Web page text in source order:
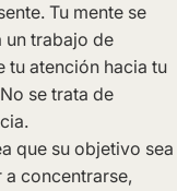
Tu mente se
un trabajo de
tu atención hacia tu
se trata de
que su objetivo sea
concentrarse,